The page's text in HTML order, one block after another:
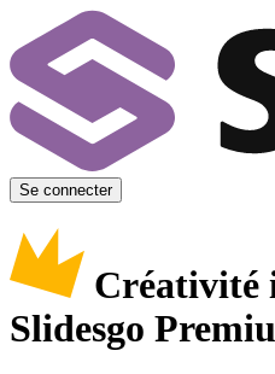
Se connecter
Créativité
Slidesgo